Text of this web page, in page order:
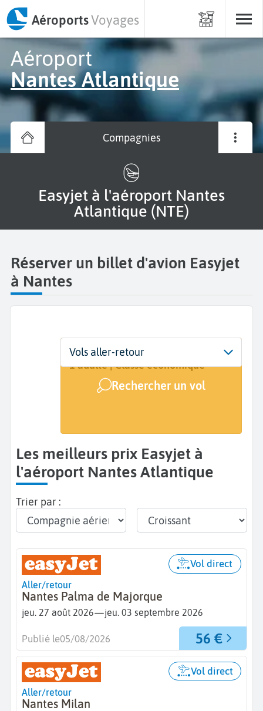
AéroportsVoyages
Aéroport
Nantes Atlantique
Compagnies
Easyjet à l'aéroport Nantes
Atlantique (NTE)
Réserver un billet d'avion Easyjet
à Nantes
Départ
Nantes Atlantique (NTE)
Dates
Dates de votre voyage
Voyageurs | Classe
1 adulte | Classe économique
Rechercher un vol
Vols aller-retour
Les meilleurs prix Easyjet à
l'aéroport Nantes Atlantique
Trier par :
Aller/retour
Nantes Palma de Majorque
jeu. 27 août 2026—jeu. 03 septembre 2026
Vol direct
56 €
Publié le05/08/2026
Aller/retour
Nantes Milan
Vol direct